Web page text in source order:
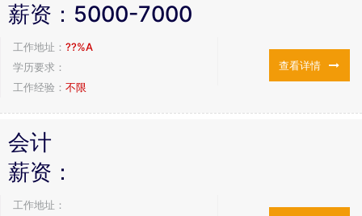
薪资： 5000-7000
工作地址： ??%A
学历要求：
工作经验： 不限
查看详情
会计
薪资：
工作地址：